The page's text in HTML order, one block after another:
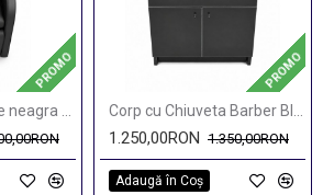
PROMO
Unitate de spalare neagra Aiden Black
PROMO
Corp cu Chiuveta Barber Black Full
1.250,00RON 1.350,00RON
Adaugă în Coş